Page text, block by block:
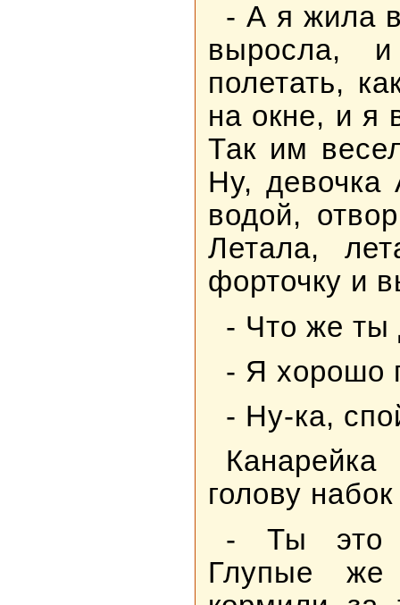
- А я жила в
выросла,
полетать,
на окне, и я
Так им
Ну, девочка
водой,
Летала,
форточку и
- Что же ты
- Я хорошо
- Ну-ка,
голову
- Ты это
Глупые